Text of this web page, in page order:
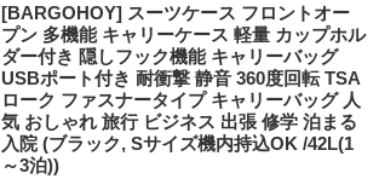
[BARGOHOY] スーツケース フロントオー
プン 多機能 キャリーケース 軽量 カップホル
ダー付き 隠しフック機能 キャリーバッグ
USBポート付き 耐衝撃 静音 360度回転 TSA
ローク ファスナータイプ キャリーバッグ 人
気 おしゃれ 旅行 ビジネス 出張 修学 泊まる
入院 (ブラック, Sサイズ機内持込OK /42L(1
～3泊))